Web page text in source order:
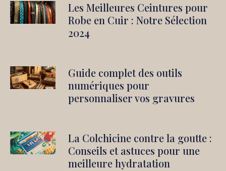
Les Meilleures Ceintures pour
Robe en Cuir : Notre Sélection
2024
Guide complet des outils
numériques pour
personnaliser vos gravures
La Colchicine contre la goutte :
Conseils et astuces pour une
meilleure hydratation